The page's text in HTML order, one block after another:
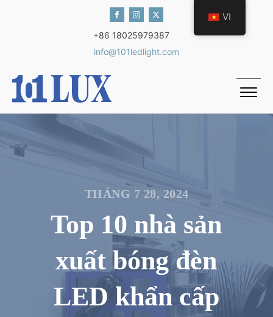
+86 18025979387
info@101ledlight.com
THÁNG 7 28, 2024
Top 10 nhà sản
xuất bóng đèn
LED khẩn cấp
VI